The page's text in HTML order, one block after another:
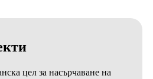
цел за насърчаване на